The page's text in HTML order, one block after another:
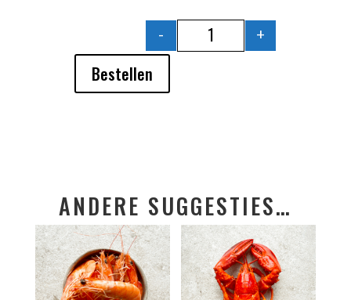
GEPELDE GARNALEN
- +
Bestellen
ANDERE SUGGESTIES…